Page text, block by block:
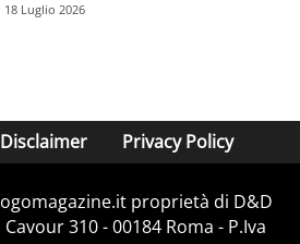
18 Luglio 2026
Disclaimer Privacy Policy
proprietà di D&D
310 - 00184 Roma - P.Iva